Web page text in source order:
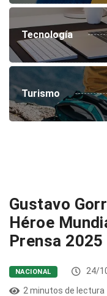
Tecnología
Turismo
Gustavo
Héroe
Prensa 2025
NACIONAL 24/
2 minutos de lectura